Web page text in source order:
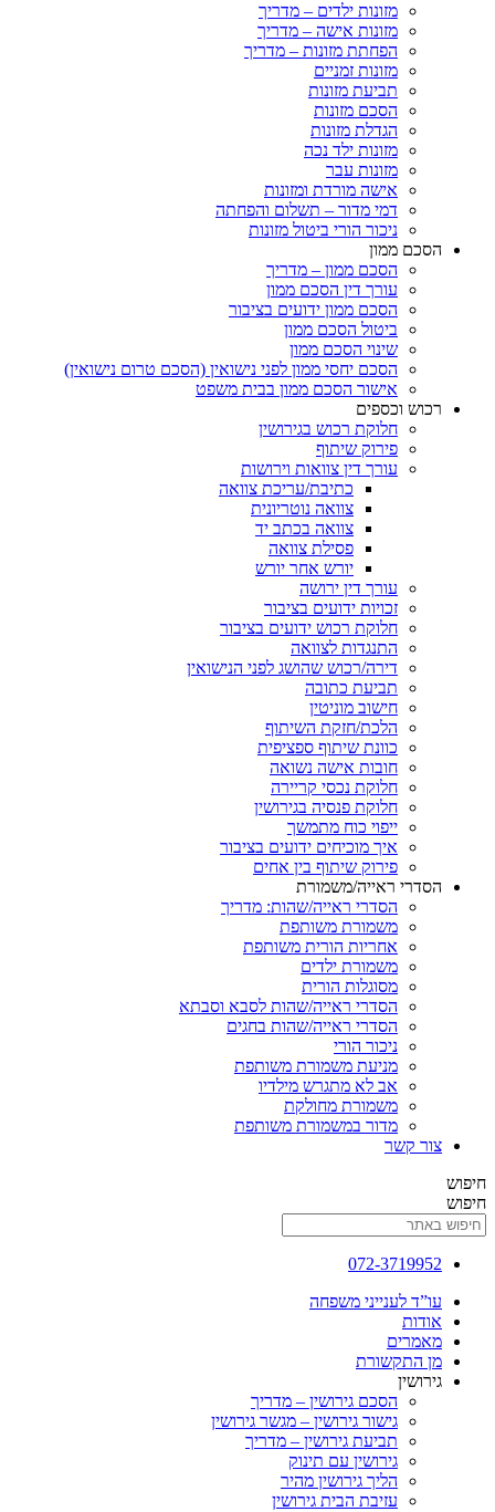
מזונות ילדים – מדריך
מזונות אישה – מדריך
הפחתת מזונות – מדריך
מזונות זמניים
תביעת מזונות
הסכם מזונות
הגדלת מזונות
מזונות ילד נכה
מזונות עבר
אישה מורדת ומזונות
דמי מדור – תשלום והפחתה
ניכור הורי ביטול מזונות
ממון
הסכם ממון – מדריך
עורך דין הסכם ממון
הסכם ממון ידועים בציבור
ביטול הסכם ממון
שינוי הסכם ממון
הסכם יחסי ממון לפני נישואין (הסכם טרום נישואין)
אישור הסכם ממון בבית משפט
וכספים
חלוקת רכוש בגירושין
פירוק שיתוף
עורך דין צוואות וירושות
כתיבת/עריכת צוואה
צוואה נוטריונית
צוואה בכתב יד
פסילת צוואה
יורש אחר יורש
עורך דין ירושה
זכויות ידועים בציבור
חלוקת רכוש ידועים בציבור
התנגדות לצוואה
דירה/רכוש שהושג לפני הנישואין
תביעת כתובה
חישוב מוניטין
הלכת/חזקת השיתוף
כוונת שיתוף ספציפית
חובות אישה נשואה
חלוקת נכסי קריירה
חלוקת פנסיה בגירושין
ייפוי כוח מתמשך
איך מוכיחים ידועים בציבור
פירוק שיתוף בין אחים
ראייה/משמורת
הסדרי ראייה/שהות: מדריך
משמורת משותפת
אחריות הורית משותפת
משמורת ילדים
מסוגלות הורית
הסדרי ראייה/שהות לסבא וסבתא
הסדרי ראייה/שהות בחגים
ניכור הורי
מניעת משמורת משותפת
אב לא מתגרש מילדיו
משמורת מחולקת
מדור במשמורת משותפת
072-
לענייני משפחה
הסכם גירושין – מדריך
גישור גירושין – מגשר גירושין
תביעת גירושין – מדריך
גירושין עם תינוק
הליך גירושין מהיר
עזיבת הבית גירושין